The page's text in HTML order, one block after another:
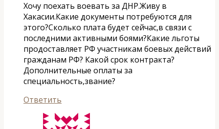
Хочу поехать воевать за ДНР.Живу в
Хакасии.Какие документы потребуются для
этого?Сколько плата будет сейчас,в связи с
последними активными боями?Какие льготы
продоставляет РФ участникам боевых действий
гражданам РФ? Какой срок контракта?
Дополнительные оплаты за
специальность,звание?
Ответить